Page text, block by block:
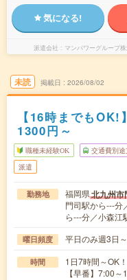
気になる!
派遣会社 マンパワーグループ
未読 掲載日 2026/08/02
【16時までも
1300円～
職種未経験OK 交通費別途
派遣
勤務地 福岡県北九州市
門司駅から---分
ら---分／小森江
曜日頻度 平日のみ週3日～
時間
1日7時間～OK
【早番】7:00